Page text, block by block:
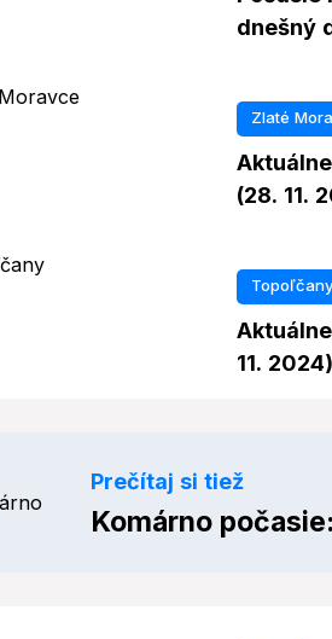
dnešný
Zlaté
(28. 11.
Topoľčany
11. 2024)
Prečítaj si tiež
Komárno